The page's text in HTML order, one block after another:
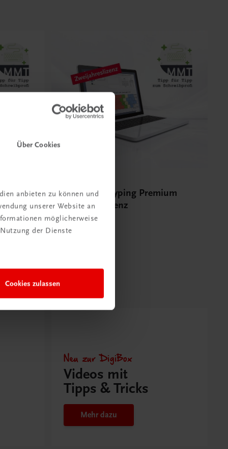
Über Cookies
anbieten zu können und
unserer Website an
möglicherweise
der Dienste
Cookies zulassen
Multimedia-Typing Premium
Zweijahreslizenz
€ 9,00
Neu zur DigiBox
Videos mit
Tipps & Tricks
Mehr dazu